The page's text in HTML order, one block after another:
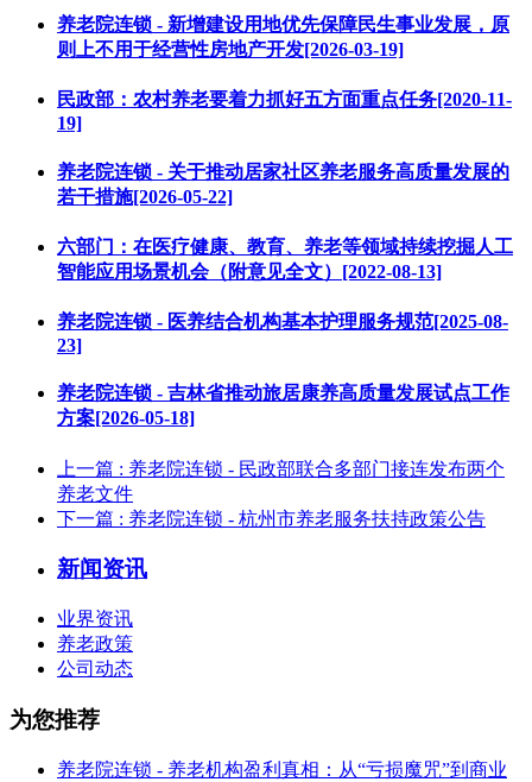
养老院连锁 - 新增建设用地优先保障民生事业发展，原
则上不用于经营性房地产开发[2026-03-19]
民政部：农村养老要着力抓好五方面重点任务[2020-11-
19]
养老院连锁 - 关于推动居家社区养老服务高质量发展的
若干措施[2026-05-22]
六部门：在医疗健康、教育、养老等领域持续挖掘人工
智能应用场景机会（附意见全文）[2022-08-13]
养老院连锁 - 医养结合机构基本护理服务规范[2025-08-
23]
养老院连锁 - 吉林省推动旅居康养高质量发展试点工作
方案[2026-05-18]
上一篇 : 养老院连锁 - 民政部联合多部门接连发布两个
养老文件
下一篇 : 养老院连锁 - 杭州市养老服务扶持政策公告
新闻资讯
业界资讯
养老政策
公司动态
为您推荐
养老院连锁 - 养老机构盈利真相：从“亏损魔咒”到商业